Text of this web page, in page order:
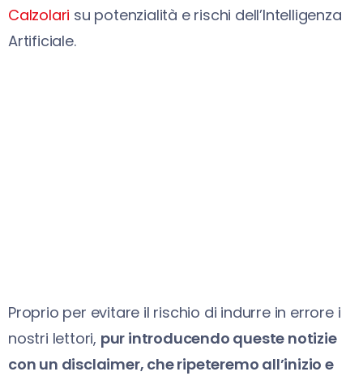
Calzolari su potenzialità e rischi dell’Intelligenza
Artificiale.
Proprio per evitare il rischio di indurre in errore i
nostri lettori, pur introducendo queste notizie
con un disclaimer, che ripeteremo all’inizio e